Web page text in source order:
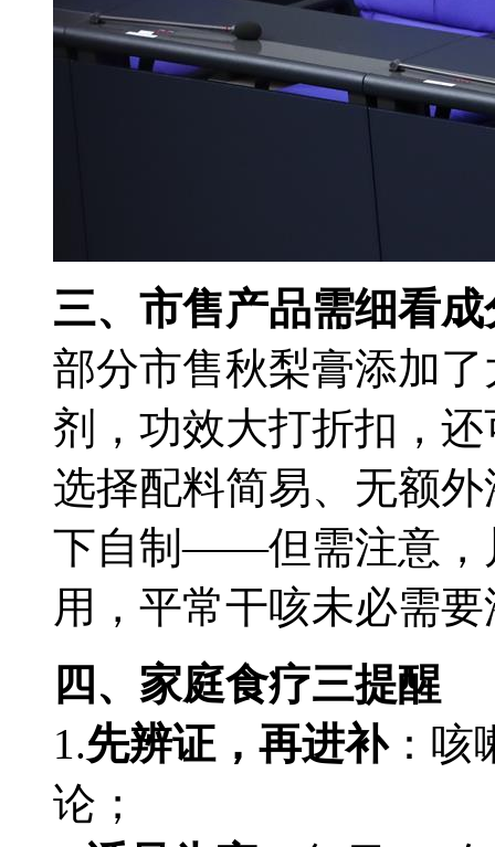
三、市售产品需细看成
部分市售秋梨膏添加
剂，功效大打折扣，
选择配料简易、无额
下自制——但需注意，
用，平常干咳未必需
四、家庭食疗三提醒
1.先辨证，再进补：咳
论；